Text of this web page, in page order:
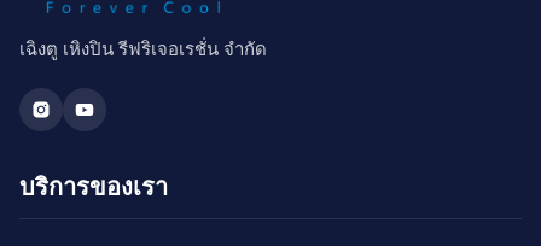
เฉิงตู เหิงปิน รีฟริเจอเรชั่น จำกัด
บริการของเรา